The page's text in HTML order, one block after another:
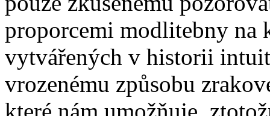
proporcemi modlitebny na
vytvářených v historii
vrozenému způsobu